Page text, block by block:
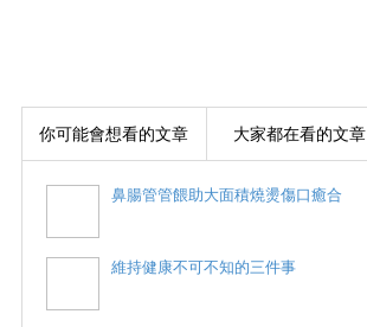
你可能會想看的文章 大家都在看的文章
鼻腸管管餵助大面積燒燙傷口癒合
維持健康不可不知的三件事